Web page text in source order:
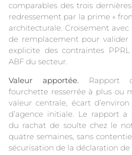
comparables des trois
redressement par la prime «
architecturale. Croisement
de remplacement pour valider
explicite des contraintes
ABF du secteur.
Valeur apportée.Rapport
fourchette resserrée à plus ou
valeur centrale, écart d’environ
d’agence initiale. Le rapport a
du rachat de soulte chez le
quatre semaines, sans
sécurisation de la déclaration de